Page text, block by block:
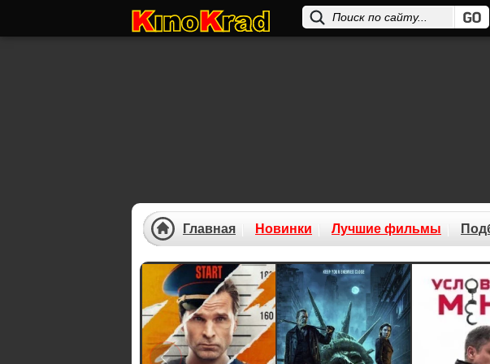
Previous
Главная Новинки Лучшие фильмы